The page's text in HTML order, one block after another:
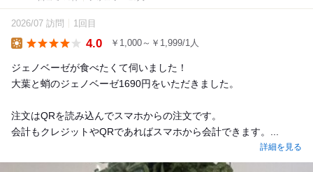
2026/07 訪問 1回目
4.0 ￥1,000～￥1,999/1人
ジェノベーゼが食べたくて伺いました！
大葉と蛸のジェノベーゼ1690円をいただきました。
注文はQRを読み込んでスマホからの注文です。
会計もクレジットやQRであればスマホから会計できます。...
詳細を見る